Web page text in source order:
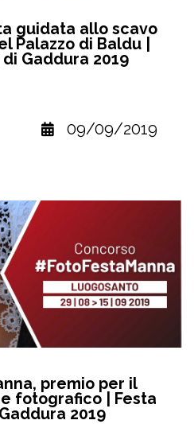
guidata allo scavo
Palazzo di Baldu |
Gaddura 2019
09/09/2019
premio per il
fotografico | Festa
2019